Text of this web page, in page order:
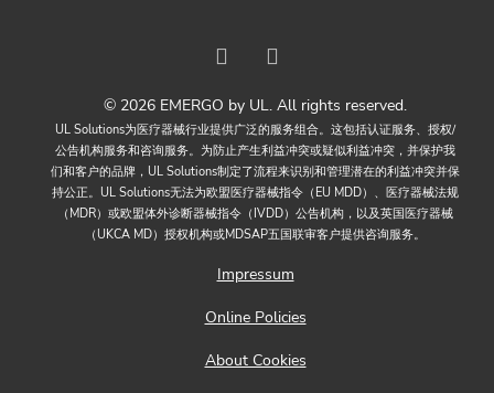
© 2026 EMERGO by UL. All rights reserved.
UL Solutions为医疗器械行业提供广泛的服务组合。这包括认证服务、授权/
公告机构服务和咨询服务。为防止产生利益冲突或疑似利益冲突，并保护我
们和客户的品牌，UL Solutions制定了流程来识别和管理潜在的利益冲突并保
持公正。UL Solutions无法为欧盟医疗器械指令（EU MDD）、医疗器械法规
（MDR）或欧盟体外诊断器械指令（IVDD）公告机构，以及英国医疗器械
（UKCA MD）授权机构或MDSAP五国联审客户提供咨询服务。
Impressum
Online Policies
About Cookies